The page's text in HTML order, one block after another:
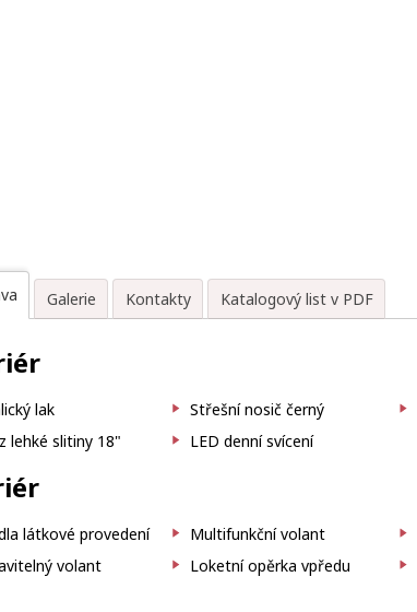
Galerie Kontakty Katalogový list v PDF
lak
lehké slitiny 18"
Střešní nosič černý
LED denní svícení
látkové provedení
volant
Multifunkční volant
Loketní opěrka vpředu